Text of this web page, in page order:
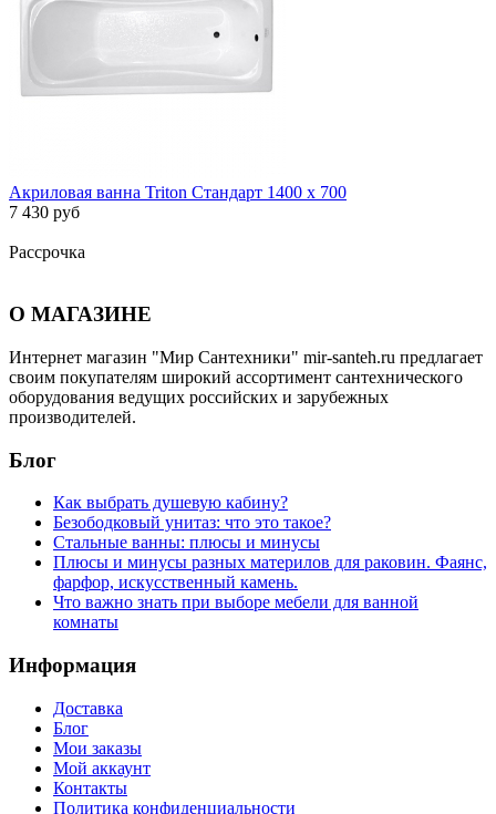
Акриловая ванна Triton Стандарт 1400 х 700
7 430 руб
Рассрочка
О МАГАЗИНЕ
Интернет магазин "Мир Сантехники" mir-santeh.ru предлагает
своим покупателям широкий ассортимент сантехнического
оборудования ведущих российских и зарубежных
производителей.
Блог
Как выбрать душевую кабину?
Безободковый унитаз: что это такое?
Стальные ванны: плюсы и минусы
Плюсы и минусы разных материлов для раковин. Фаянс,
фарфор, искусственный камень.
Что важно знать при выборе мебели для ванной
комнаты
Информация
Доставка
Блог
Мои заказы
Мой аккаунт
Контакты
Политика конфиденциальности